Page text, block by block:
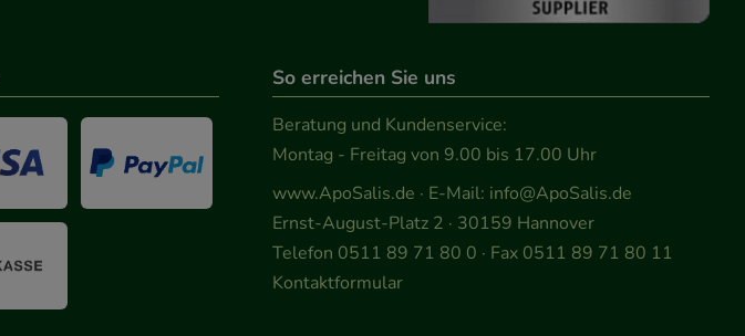
So erreichen Sie uns
Beratung und Kundenservice:
Montag - Freitag von 9.00 bis 17.00 Uhr
www.ApoSalis.de · E-Mail: info@ApoSalis.de
Ernst-August-Platz 2 · 30159 Hannover
Telefon 0511 89 71 80 0 · Fax 0511 89 71 80 11
Kontaktformular